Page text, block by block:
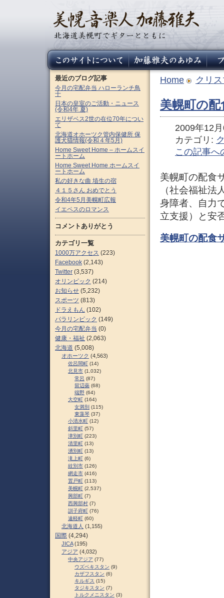
Home クリ
美幌町の
2009年12
カテゴリ:
この記事へ
美幌町の配食
（社会福祉
身障者、自力
立支援）と安
美幌町の配食
最近のブログ記事
今月の宅配弁当 ハローランチ鳥
十
日本の皇室のご活動・ニュース
(令和4年 夏)
エリザベス2世の在位70年につい
て
北海道オホーツク管内保健所 保
護犬猫情報(令和４年5月)
Home Sweet Home – ホームスイ
ートホーム
Home Sweet Home ホームスイ
ートホーム
私の好きな曲 埴生の宿
４１５さん おめでとう
令和4年5月美幌町広報
イエペスのロマンス
コメントありがとう
カテゴリ一覧
1000万アクセス (223)
Facebook (2,143)
Twitter (3,537)
オリンピック (214)
お知らせ (5,232)
スポーツ (813)
ドラえもん (102)
パラリンピック (149)
今月の宅配弁当 (0)
健康・福祉 (2,063)
北海道 (5,008)
オホーツク (4,563)
佐呂間町 (14)
北見市 (1,032)
常呂 (87)
留辺蘂 (68)
端野 (64)
大空町 (164)
女満別 (115)
東藻琴 (37)
小清水町 (12)
斜里町 (57)
津別町 (223)
清里町 (13)
湧別町 (13)
滝上町 (6)
紋別市 (126)
網走市 (416)
置戸町 (113)
美幌町 (2,537)
興部町 (7)
西興部村 (7)
訓子府町 (76)
遠軽町 (60)
北海道人 (1,155)
国際 (4,294)
JICA(195)
アジア (4,032)
中央アジア (77)
ウズベキスタン (9)
カザフスタン (6)
キルギス (15)
タジキスタン (7)
トルクメニスタン (3)